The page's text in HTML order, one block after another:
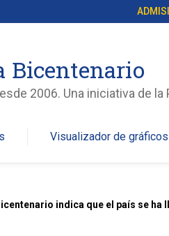
Bicentenario
2006. Una iniciativa de
Visualizador de gráficos
indica que el país se